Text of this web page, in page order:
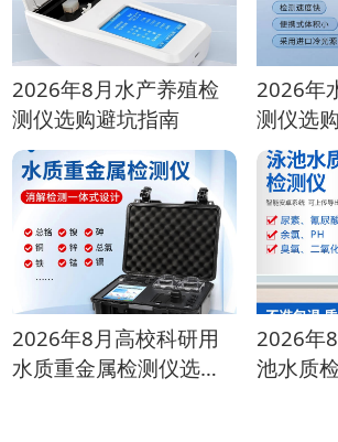
2026年8月水产养殖检
测仪选购避坑指南
2026年
测仪选
2026年8月高校科研用
水质重金属检测仪选购
2026年
池水质